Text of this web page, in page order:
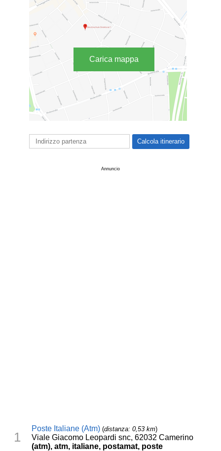
Carica mappa
Annuncio
1
Poste Italiane (Atm) (distanza: 0,53 km)
Viale Giacomo Leopardi snc, 62032 Camerino
(atm), atm, italiane, postamat, poste